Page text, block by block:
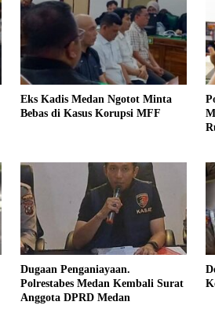
Eks Kadis Medan Ngotot Minta
Bebas di Kasus Korupsi MFF
Dugaan Penganiayaan.
Polrestabes Medan Kembali Surat
Anggota DPRD Medan